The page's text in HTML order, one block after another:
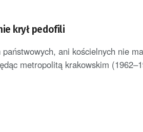
krył pedofili
ani kościelnych nie
metropolitą krakowskim